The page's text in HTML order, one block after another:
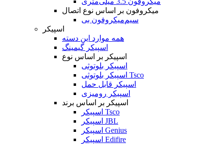
میکروفون بر اساس نوع اتصال
میکروفون بی‌‎سیم
اسپیکر
همه موارد این دسته
اسپیکر گیمینگ
اسپیکر بر اساس نوع
اسپیکر بلوتوثی
اسپیکر بلوتوثی Tsco
اسپیکر قابل حمل
اسپیکر رومیزی
اسپیکر بر اساس برند
اسپیکر Tsco
اسپیکر JBL
اسپیکر Genius
اسپیکر Edifire